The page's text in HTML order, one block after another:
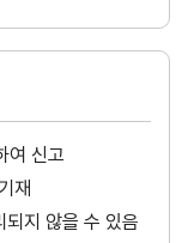
여 신고
재
지 않을 수 있음